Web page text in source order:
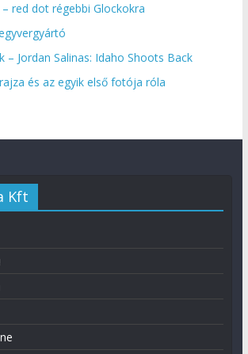
red dot régebbi Glockokra
Jordan Salinas: Idaho Shoots Back
és az egyik első fotója róla
Kft